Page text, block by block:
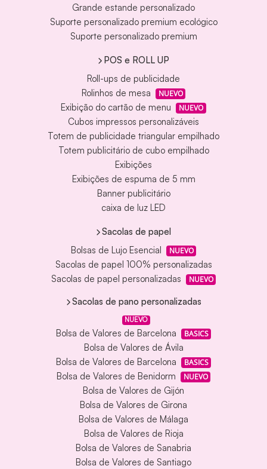
Grande estande personalizado
Suporte personalizado premium ecológico
Suporte personalizado premium
POS e ROLL UP
Roll-ups de publicidade
Rolinhos de mesa
NUEVO
Exibição do cartão de menu NUEVO
Cubos impressos personalizáveis
Totem de publicidade triangular empilhado
Totem publicitário de cubo empilhado
Exibições
Exibições de espuma de 5 mm
Banner publicitário
caixa de luz LED
Sacolas de papel
Bolsas de Lujo Esencial
NUEVO
Sacolas de papel 100% personalizadas
Sacolas de papel personalizadas
NUEVO
Sacolas de pano personalizadas
NUEVO
Bolsa de Valores de Barcelona BASICS
Bolsa de Valores de Ávila
Bolsa de Valores de Barcelona
BASICS
Bolsa de Valores de Benidorm NUEVO
Bolsa de Valores de Gijón
Bolsa de Valores de Girona
Bolsa de Valores de Málaga
Bolsa de Valores de Rioja
Bolsa de Valores de Sanabria
Bolsa de Valores de Santiago